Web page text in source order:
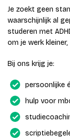
Je zoekt geen
waarschijnlijk al
studeren met
om je werk
Bij ons krijg je:
persoonlijke
hulp voor